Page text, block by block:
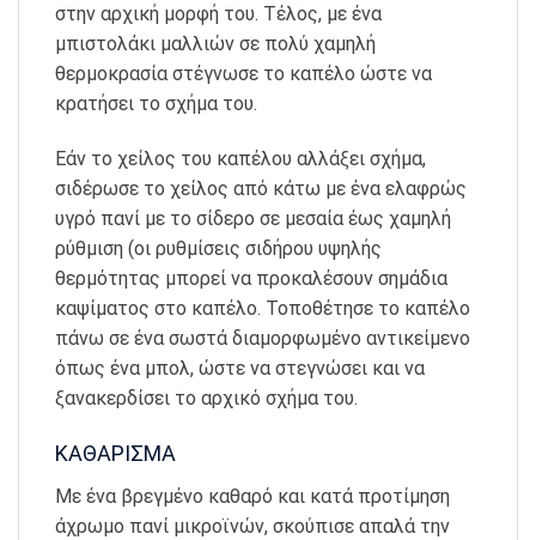
στην αρχική μορφή του. Τέλος, με ένα
μπιστολάκι μαλλιών σε πολύ χαμηλή
θερμοκρασία στέγνωσε το καπέλο ώστε να
κρατήσει το σχήμα του.
Εάν το χείλος του καπέλου αλλάξει σχήμα,
σιδέρωσε το χείλος από κάτω με ένα ελαφρώς
υγρό πανί με το σίδερο σε μεσαία έως χαμηλή
ρύθμιση (οι ρυθμίσεις σιδήρου υψηλής
θερμότητας μπορεί να προκαλέσουν σημάδια
καψίματος στο καπέλο. Τοποθέτησε το καπέλο
πάνω σε ένα σωστά διαμορφωμένο αντικείμενο
όπως ένα μπολ, ώστε να στεγνώσει και να
ξανακερδίσει το αρχικό σχήμα του.
ΚΑΘΑΡΙΣΜΑ
Με ένα βρεγμένο καθαρό και κατά προτίμηση
άχρωμο πανί μικροϊνών, σκούπισε απαλά την